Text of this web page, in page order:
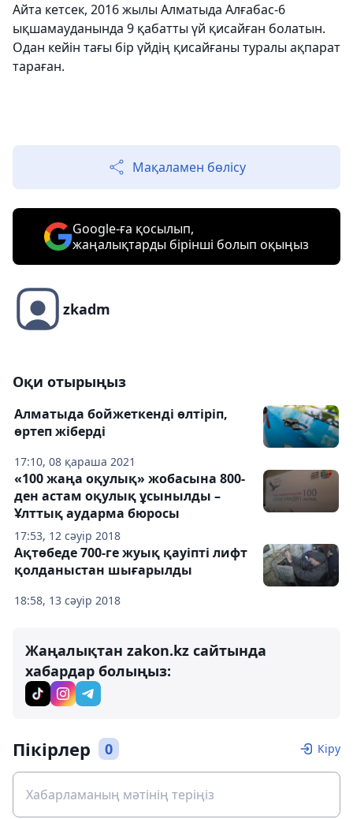
Айта кетсек, 2016 жылы Алматыда Алғабас-6
ықшамауданында 9 қабатты үй қисайған болатын.
Одан кейін тағы бір үйдің қисайғаны туралы ақпарат
тараған.
Мақаламен бөлісу
Google-ға қосылып,
жаңалықтарды бірінші болып оқыңыз
zkadm
Оқи отырыңыз
17:10, 08 қараша 2021
Алматыда бойжеткенді өлтіріп,
өртеп жіберді
17:53, 12 сәуір 2018
«100 жаңа оқулық» жобасына 800-
ден астам оқулық ұсынылды –
Ұлттық аударма бюросы
18:58, 13 сәуір 2018
Ақтөбеде 700-ге жуық қауіпті лифт
қолданыстан шығарылды
Жаңалықтан zakon.kz сайтында
хабардар болыңыз:
Пікірлер 0 Кіру